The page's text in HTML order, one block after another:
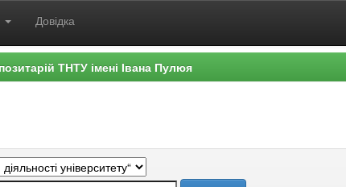
Довідка
ТНТУ імені Івана Пулюя